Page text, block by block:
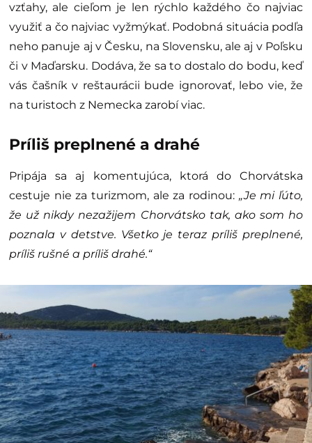
vzťahy, ale cieľom je len rýchlo každého čo najviac
využiť a čo najviac vyžmýkať. Podobná situácia podľa
neho panuje aj v Česku, na Slovensku, ale aj v Poľsku
či v Maďarsku. Dodáva, že sa to dostalo do bodu, keď
vás čašník v reštaurácii bude ignorovať, lebo vie, že
na turistoch z Nemecka zarobí viac.
Príliš preplnené a drahé
Pripája sa aj komentujúca, ktorá do Chorvátska
cestuje nie za turizmom, ale za rodinou: „Je mi ľúto,
že už nikdy nezažijem Chorvátsko tak, ako som ho
poznala v detstve. Všetko je teraz príliš preplnené,
príliš rušné a príliš drahé.“